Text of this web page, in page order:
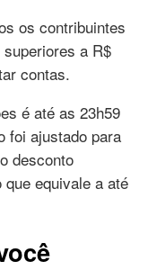
os contribuintes
a R$
contas.
é até as 23h59
foi ajustado para
desconto
equivale a até